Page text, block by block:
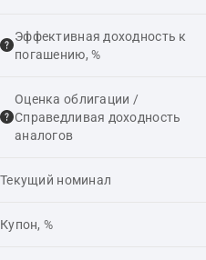
Эффективная доходность к
погашению, %
Оценка облигации /
Справедливая доходность
аналогов
Текущий номинал
Купон, %